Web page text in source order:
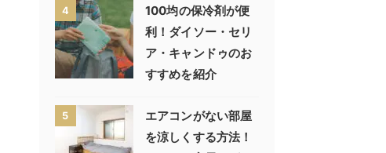
4
100均の保冷剤が便
利！ダイソー・セリ
ア・キャンドゥのお
すすめを紹介
5
エアコンがない部屋
を涼しくする方法！